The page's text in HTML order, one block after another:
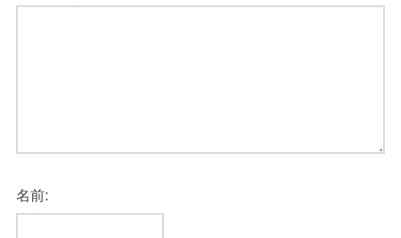
名前: